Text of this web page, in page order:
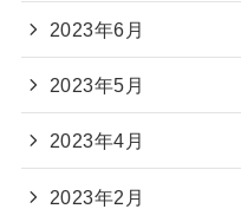
2023年6月
2023年5月
2023年4月
2023年2月